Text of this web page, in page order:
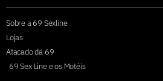
Sobre a 69 Sexline
Lojas
Atacado da 69
69 Sex Line e os Motéis